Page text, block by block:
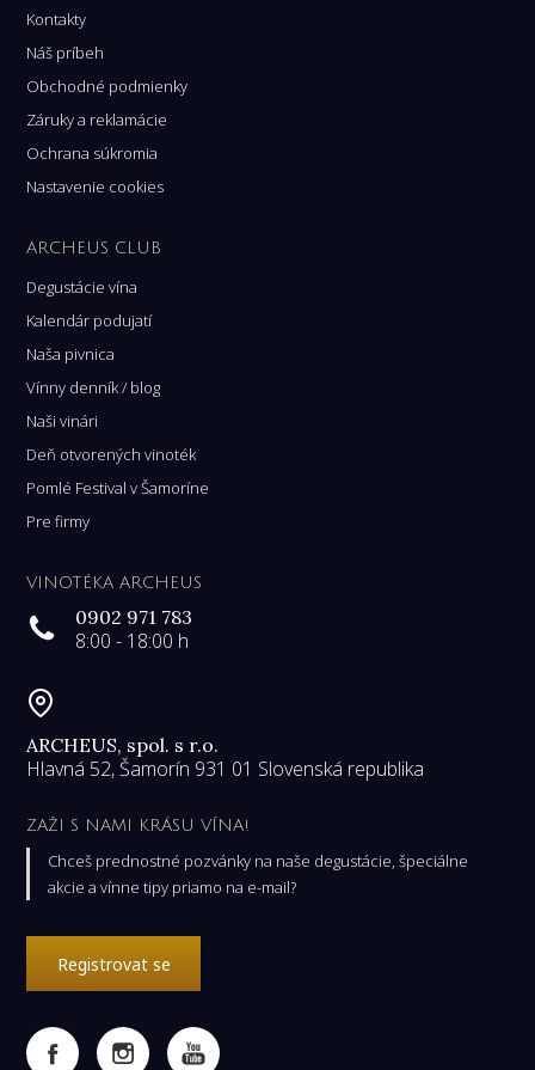
Kontakty
Náš príbeh
Obchodné podmienky
Záruky a reklamácie
Ochrana súkromia
Nastavenie cookies
ARCHEUS CLUB
Degustácie vína
Kalendár podujatí
Naša pivnica
Vínny denník / blog
Naši vinári
Deň otvorených vinoték
Pomlé Festival v Šamoríne
Pre firmy
VINOTÉKA ARCHEUS
0902 971 783
8:00 - 18:00 h
ARCHEUS, spol. s r.o.
Hlavná 52, Šamorín 931 01 Slovenská republika
ZAŽI S NAMI KRÁSU VÍNA!
Chceš prednostné pozvánky na naše degustácie, špeciálne
akcie a vínne tipy priamo na e-mail?
Registrovat se